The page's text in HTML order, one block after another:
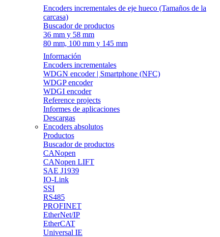
Encoders incrementales de eje hueco (Tamaños de la
carcasa)
Buscador de productos
36 mm y 58 mm
80 mm, 100 mm y 145 mm
Información
Encoders incrementales
WDGN encoder | Smartphone (NFC)
WDGP encoder
WDGI encoder
Reference projects
Informes de aplicaciones
Descargas
Encoders absolutos
Productos
Buscador de productos
CANopen
CANopen LIFT
SAE J1939
IO-Link
SSI
RS485
PROFINET
EtherNet/IP
EtherCAT
Universal IE